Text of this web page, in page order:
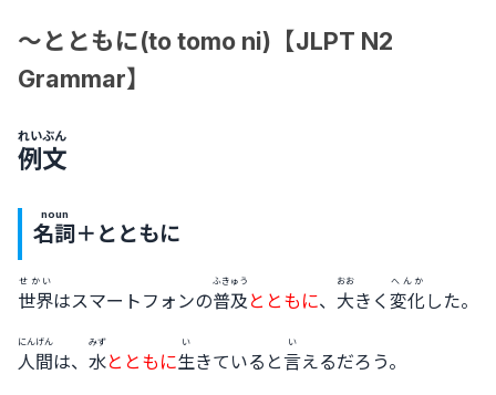
～とともに(to tomo ni)【JLPT N2
Grammar】
例文
れいぶん
名詞
noun
＋とともに
世界
せかい
はスマートフォンの普及
ふきゅう
とともに、 大
おお
きく 変化
へんか
した。
人間
にんげん
は、 水
みず
とともに生
い
きていると言
い
えるだろう。